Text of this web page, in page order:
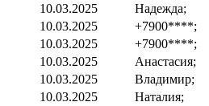
10.03.2025
Надежда;
10.03.2025
+7900****;
10.03.2025
+7900****;
10.03.2025
Анастасия;
10.03.2025
Владимир;
10.03.2025
Наталия;